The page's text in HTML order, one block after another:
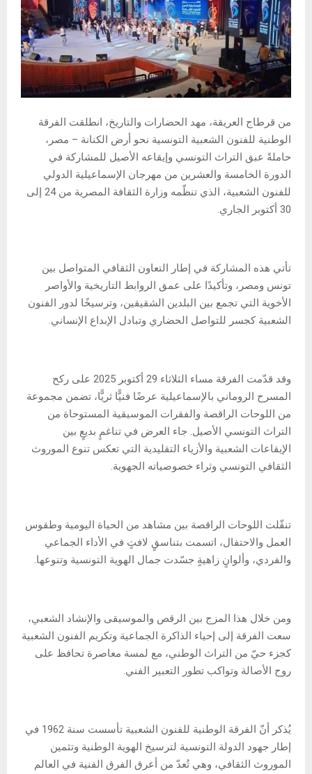
من قرطاج العريقة، مهد الحضارات والتاريخ، انطلقت الفرقة
الوطنية للفنون الشعبية التونسية نحو أرض الكنانة – مصر،
حاملةً عبق التراث التونسي وإيقاعه الأصيل للمشاركة في
الدورة الخامسة والعشرين من مهرجان الإسماعيلية الدولي
للفنون الشعبية، الذي تنظّمه وزارة الثقافة المصرية من 24 إلى
30 أكتوبر الجاري.
تأتي هذه المشاركة في إطار التعاون الثقافي المتواصل بين
تونس ومصر، وتأكيدًا على عمق الروابط التاريخية والأواصر
الأخوية التي تجمع بين البلدين الشقيقين، وترسيخًا لدور الفنون
الشعبية كجسر للتواصل الحضاري وتبادل الإبداع الإنساني.
وقد قدّمت الفرقة مساء الثلاثاء 29 أكتوبر 2025 على ركح
المسرح الروماني بالإسماعيلية عرضًا فنيًّا ثريًّا، تضمن مجموعة
من اللوحات الراقصة والفقرات الموسيقية المستوحاة من
التراث التونسي الأصيل. جاء العرض في تناغمٍ بديعٍ بين
الإيقاعات الشعبية والأزياء التقليدية التي تعكس تنوع الموروث
الثقافي التونسي وثراء خصوصياته الجهوية.
تنقّلت اللوحات الراقصة بين مشاهد من الحياة اليومية وطقوس
العمل والاحتفال، اتسمت بتناسقٍ لافتٍ في الأداء الجماعي
والفردي، وألوانٍ زاهيةٍ جسّدت جمال الهوية التونسية وتنوعها.
ومن خلال هذا المزج بين الرقص والموسيقى والإنشاد الشعبي،
سعت الفرقة إلى إحياء الذاكرة الجماعية وتكريم الفنون الشعبية
كجزء حيّ من التراث الوطني، مع لمسة معاصرة تحافظ على
روح الأصالة وتواكب تطور التعبير الفني.
يُذكر أنّ الفرقة الوطنية للفنون الشعبية تأسست سنة 1962 في
إطار جهود الدولة التونسية لترسيخ الهوية الوطنية وتثمين
الموروث الثقافي، وهي تُعدّ من أعرق الفرق الفنية في العالم